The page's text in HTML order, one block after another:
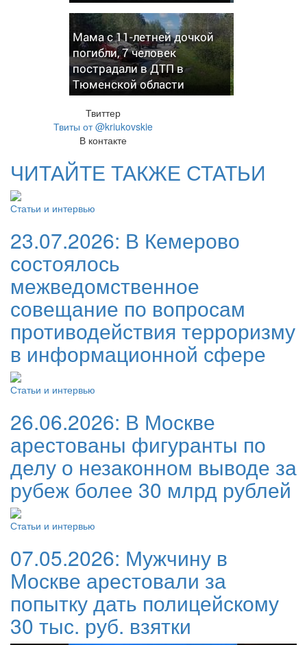
Мама с 11-летней дочкой
погибли, 7 человек
пострадали в ДТП в
Тюменской области
Твиттер
Твиты от @kriukovskie
В контакте
ЧИТАЙТЕ ТАКЖЕ СТАТЬИ
Статьи и интервью
23.07.2026: В Кемерово
состоялось
межведомственное
совещание по вопросам
противодействия терроризму
в информационной сфере
Статьи и интервью
26.06.2026: В Москве
арестованы фигуранты по
делу о незаконном выводе за
рубеж более 30 млрд рублей
Статьи и интервью
07.05.2026: Мужчину в
Москве арестовали за
попытку дать полицейскому
30 тыс. руб. взятки